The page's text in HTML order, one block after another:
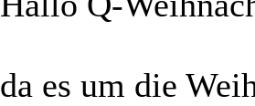
da es um die